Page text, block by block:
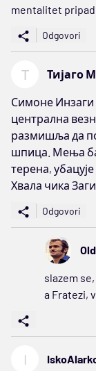
mentalitet
Odgovori
Т Тијаго
Симоне Инзаги
централна
размишља да
шпица. Мења
терена,
Хвала чика Заги
Odgovori
slazem
a Fratezi,
I